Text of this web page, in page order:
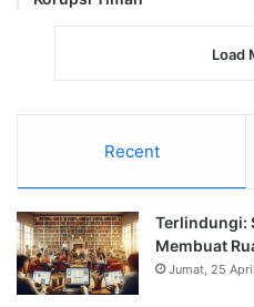
Load
Recent
Terlindungi:
Membuat
Jumat, 25